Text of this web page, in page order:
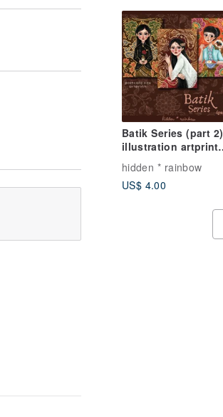
Batik Series (part 2)
illustration artprint
(postcard size)
hidden * rainbow
US$ 4.00